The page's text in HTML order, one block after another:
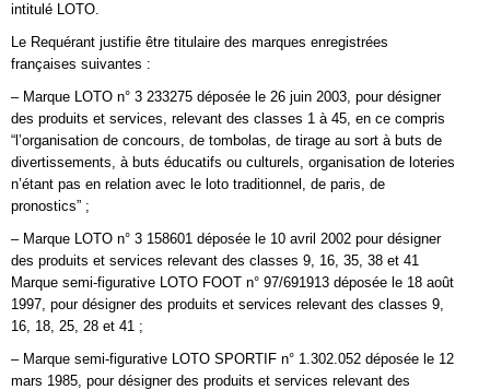
intitulé LOTO.
Le Requérant justifie être titulaire des marques enregistrées
françaises suivantes :
– Marque LOTO n° 3 233275 déposée le 26 juin 2003, pour désigner
des produits et services, relevant des classes 1 à 45, en ce compris
“l’organisation de concours, de tombolas, de tirage au sort à buts de
divertissements, à buts éducatifs ou culturels, organisation de loteries
n’étant pas en relation avec le loto traditionnel, de paris, de
pronostics” ;
– Marque LOTO n° 3 158601 déposée le 10 avril 2002 pour désigner
des produits et services relevant des classes 9, 16, 35, 38 et 41
Marque semi-figurative LOTO FOOT n° 97/691913 déposée le 18 août
1997, pour désigner des produits et services relevant des classes 9,
16, 18, 25, 28 et 41 ;
– Marque semi-figurative LOTO SPORTIF n° 1.302.052 déposée le 12
mars 1985, pour désigner des produits et services relevant des